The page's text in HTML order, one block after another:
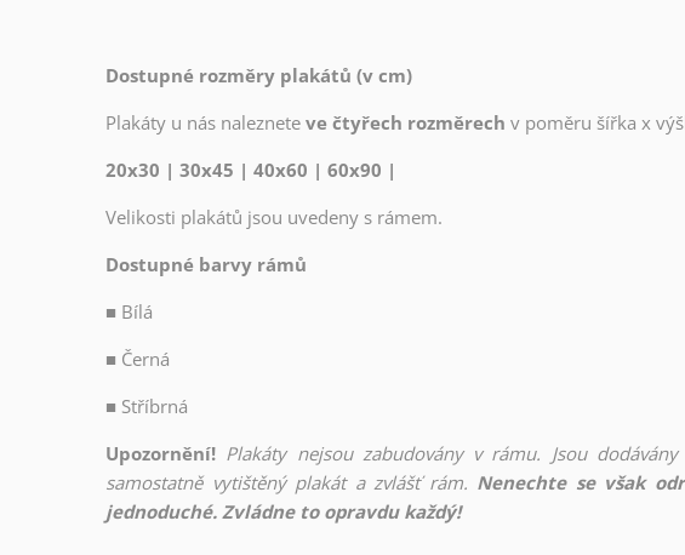
Dostupné rozměry plakátů (v cm)
Plakáty u nás naleznete ve čtyřech rozměrech v poměru šířka x
20x30 | 30x45 | 40x60 | 60x90 |
Velikosti plakátů jsou uvedeny s rámem.
Dostupné barvy rámů
■ Bílá
■ Černá
■ Stříbrná
Upozornění! Plakáty nejsou zabudovány v rámu. Jsou
samostatně vytištěný plakát a zvlášť rám. Nenechte se však
jednoduché. Zvládne to opravdu každý!